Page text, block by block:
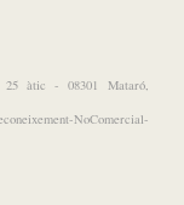
25 àtic - 08301 Mataró,
NoComercial-